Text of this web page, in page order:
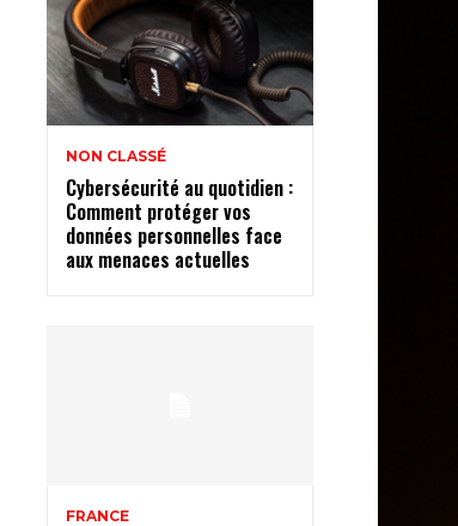
NON CLASSÉ
Cybersécurité au quotidien :
Comment protéger vos
données personnelles face
aux menaces actuelles
FRANCE